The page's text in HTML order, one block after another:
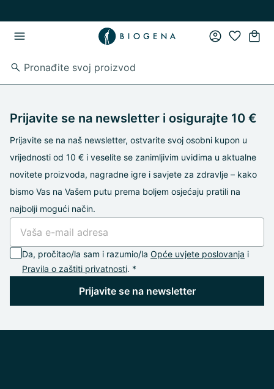
Prijavite se na newsletter i osigurajte 10 €
Prijavite se na naš newsletter, ostvarite svoj osobni kupon u
vrijednosti od 10 € i veselíte se zanimljivim uvidima u aktualne
novitete proizvoda, nagradne igre i savjete za zdravlje – kako
bismo Vas na Vašem putu prema boljem osjećaju pratili na
najbolji mogući način.
Da, pročitao/la sam i razumio/la Opće uvjete poslovanja i
Pravila o zaštiti privatnosti. *
Prijavite se na newsletter